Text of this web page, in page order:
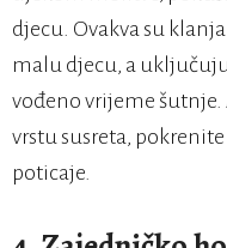
djecu. Ovakva su
malu djecu, a
vođeno vrijeme šutnje.
vrstu susreta,
poticaje.